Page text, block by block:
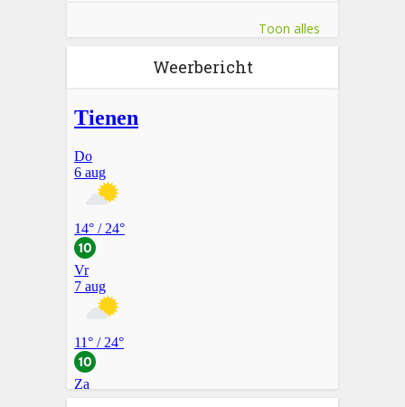
Toon alles
Weerbericht